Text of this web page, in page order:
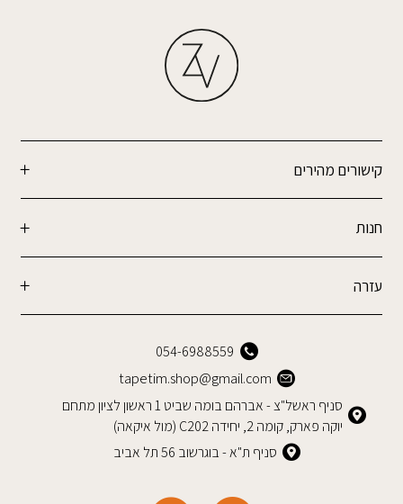
קישורים מהירים
חנות
עזרה
054-6988559
tapetim.shop@gmail.com
סניף ראשל"צ - אברהם בומה שביט 1 ראשון לציון מתחם
יוקה פארק, קומה 2, יחידה C202 (מול איקאה)
סניף ת"א - בוגרשוב 56 תל אביב